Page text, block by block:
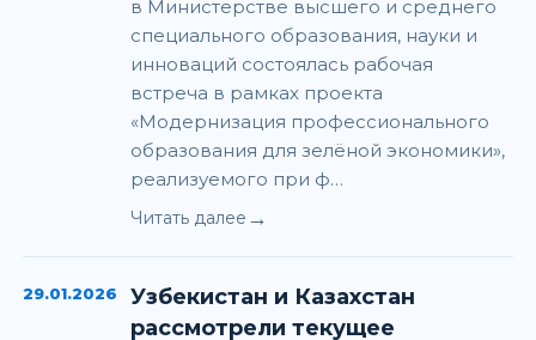
в Министерстве высшего и среднего
специального образования, науки и
инноваций состоялась рабочая
встреча в рамках проекта
«Модернизация профессионального
образования для зелёной экономики»,
реализуемого при ф…
Читать далее →
29.01.2026
Узбекистан и Казахстан
рассмотрели текущее